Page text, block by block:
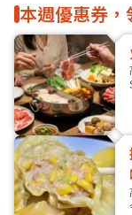
本週優惠券，